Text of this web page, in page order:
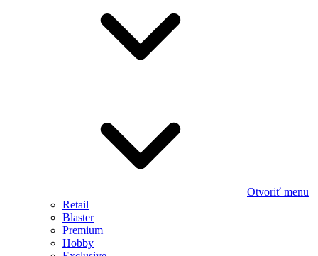
Otvoriť menu
Retail
Blaster
Premium
Hobby